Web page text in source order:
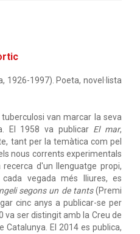
1926-1997). Poeta, novel·lista
van marcar la seva
El 1958 va publicar El mar,
tant per la temàtica com pel
nous corrents experimentals
d'un llenguatge propi,
vegada més lliures, es
segons un de tants(Premi
cinc anys a publicar-se per
va ser distingit amb la Creu de
Catalunya. El 2014 es publica,